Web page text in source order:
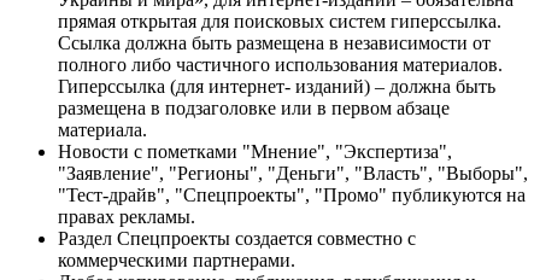
прямая открытая для поисковых систем гиперссылка.
Ссылка должна быть размещена в независимости от
полного либо частичного использования материалов.
Гиперссылка (для интернет- изданий) – должна быть
размещена в подзаголовке или в первом абзаце
материала.
Новости с пометками "Мнение", "Экспертиза",
"Заявление", "Регионы", "Деньги", "Власть", "Выборы",
"Тест-драйв", "Спецпроекты", "Промо" публикуются на
правах рекламы.
Раздел Спецпроекты создается совместно с
коммерческими партнерами.